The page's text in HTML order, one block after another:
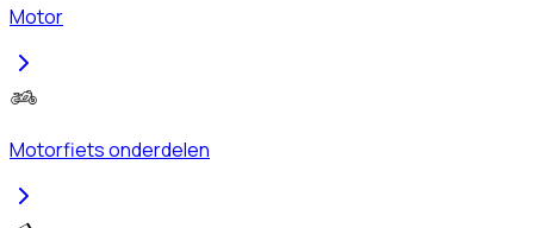
Motor
Motorfiets onderdelen